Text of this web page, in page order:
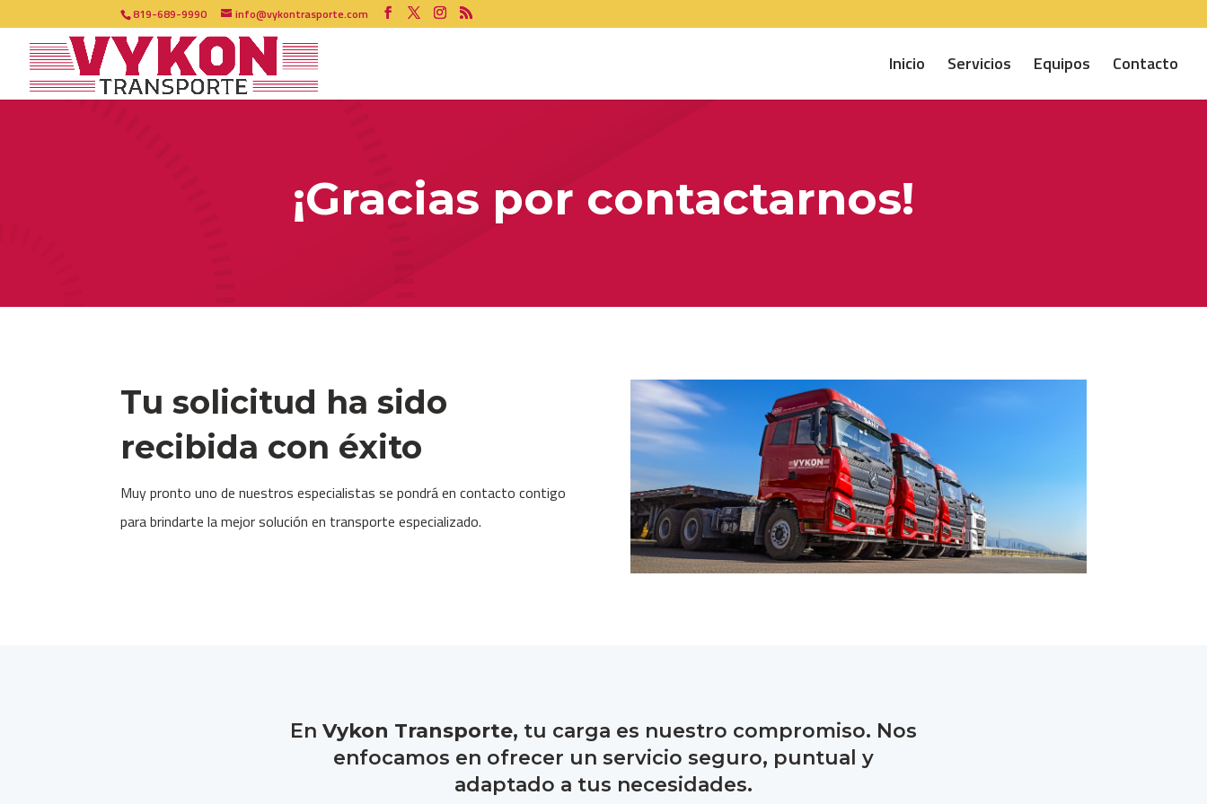
819-689-9990 info@vykontrasporte.com
Inicio Servicios Equipos Contacto
¡Gracias por contactarnos!
Tu solicitud ha sido
recibida con éxito
Muy pronto uno de nuestros especialistas se pondrá en contacto contigo
para brindarte la mejor solución en transporte especializado.
En Vykon Transporte, tu carga es nuestro compromiso. Nos
enfocamos en ofrecer un servicio seguro, puntual y
adaptado a tus necesidades.